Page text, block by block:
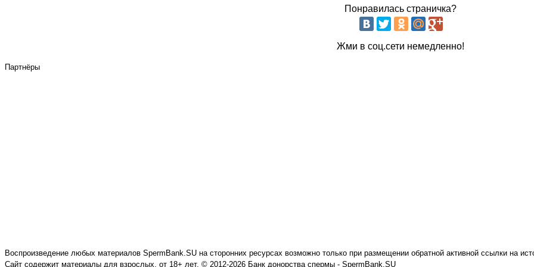
Понравилась страничка?
Жми в соц.сети немедленно!
Партнёры
Воспроизведение любых материалов SpermBank.SU на сторонних ресурсах возможно только при размещении обратной активной ссылки на
Сайт содержит материалы для взрослых, от 18+ лет. © 2012-2026 Банк донорства спермы - SpermBank.SU